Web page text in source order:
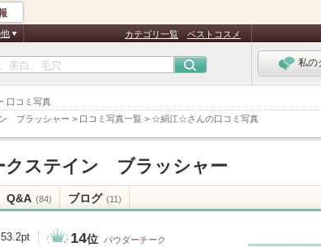
口コミ写真
ブラッシャー > 口コミ写真一覧 > ☆絹江☆さんの口コミ写真
カテゴリ一覧 ベストコスメ
私の
ステイン ブラッシャー
Q&A (84) ブログ (11)
53.2pt 14位 パウダーチーク